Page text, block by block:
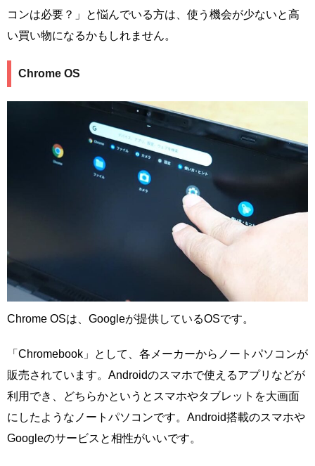
コンは必要？」と悩んでいる方は、使う機会が少ないと高
い買い物になるかもしれません。
Chrome OS
Chrome OSは、Googleが提供しているOSです。
「Chromebook」として、各メーカーからノートパソコンが
販売されています。Androidのスマホで使えるアプリなどが
利用でき、どちらかというとスマホやタブレットを大画面
にしたようなノートパソコンです。Android搭載のスマホや
Googleのサービスと相性がいいです。